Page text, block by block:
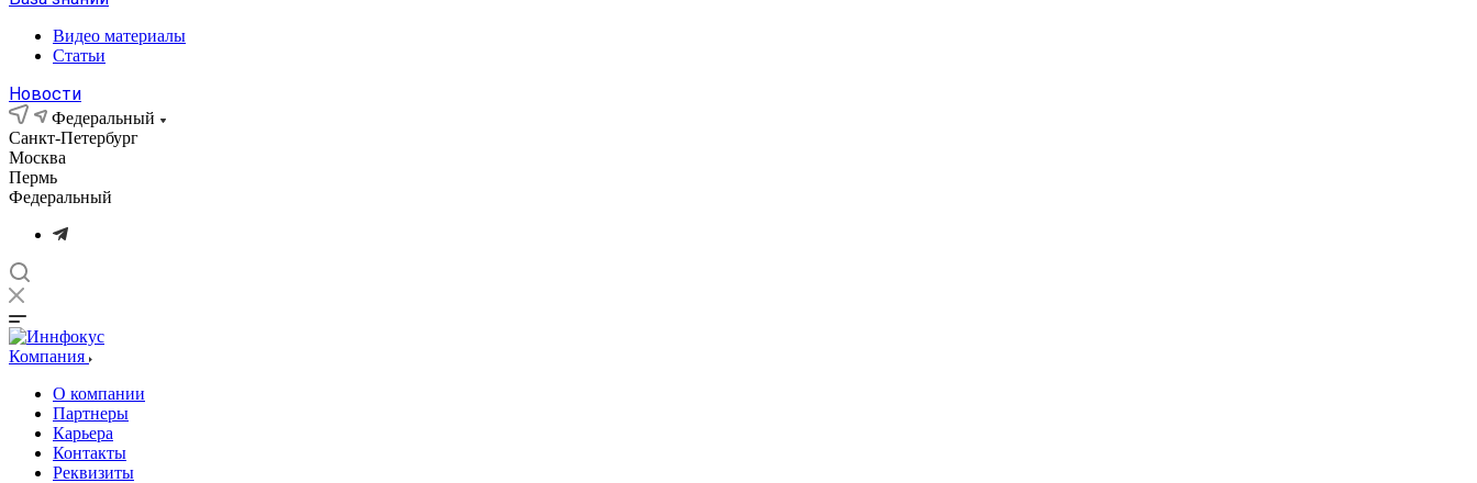
Видео материалы
Статьи
Новости
Федеральный
Санкт-Петербург
Москва
Пермь
Федеральный
Компания
О компании
Партнеры
Карьера
Контакты
Реквизиты